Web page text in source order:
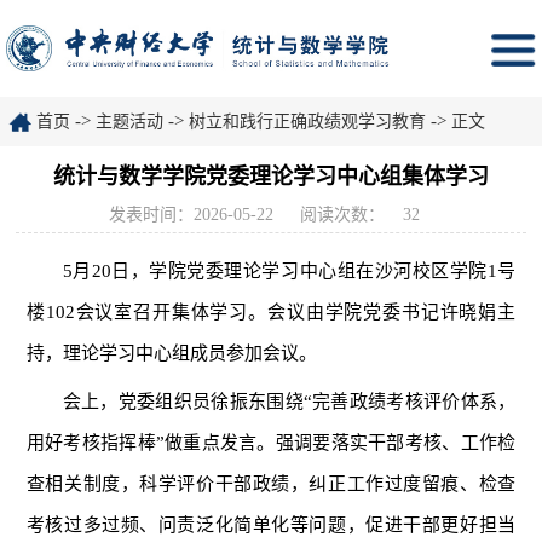
首页 -> 主题活动 -> 树立和践行正确政绩观学习教育 -> 正文
统计与数学学院党委理论学习中心组集体学习
发表时间：2026-05-22 阅读次数： 32
5月20日，学院党委理论学习中心组在沙河校区学院1号
楼102会议室召开集体学习。会议由学院党委书记许晓娟主
持，理论学习中心组成员参加会议。
会上，党委组织员徐振东围绕“完善政绩考核评价体系，
用好考核指挥棒”做重点发言。强调要落实干部考核、工作检
查相关制度，科学评价干部政绩，纠正工作过度留痕、检查
考核过多过频、问责泛化简单化等问题，促进干部更好担当